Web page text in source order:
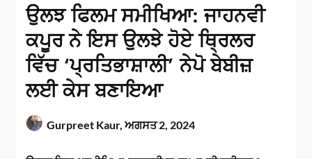
ਉਲਝ ਫਿਲਮ ਸਮੀਖਿਆ: ਜਾਹਨਵੀ
ਕਪੂਰ ਨੇ ਇਸ ਉਲਝੇ ਹੋਏ ਥ੍ਰਿਲਰ
ਵਿੱਚ ‘ਪ੍ਰਤਿਭਾਸ਼ਾਲੀ’ ਨੇਪੋ ਬੇਬੀਜ਼
ਲਈ ਕੇਸ ਬਣਾਇਆ
Gurpreet Kaur,ਅਗਸਤ 2, 2024